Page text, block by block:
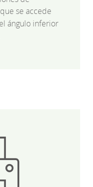
se accede
ángulo inferior